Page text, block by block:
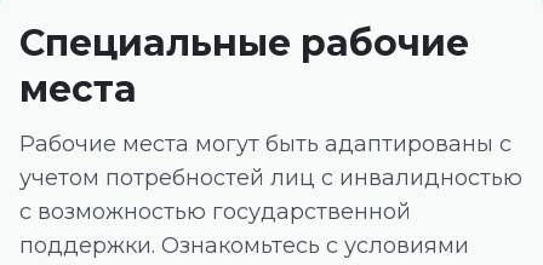
Специальные рабочие
места
Рабочие места могут быть адаптированы с
учетом потребностей лиц с инвалидностью
с возможностью государственной
поддержки. Ознакомьтесь с условиями